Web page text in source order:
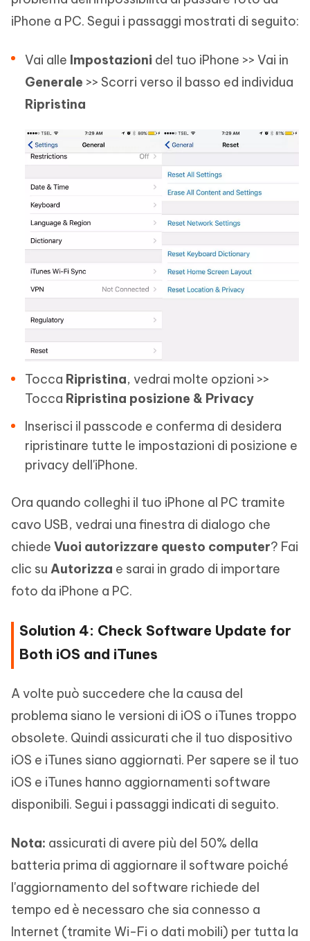
iPhone a PC. Segui i passaggi mostrati di seguito:
Vai alle Impostazioni del tuo iPhone >> Vai in
Generale >> Scorri verso il basso ed individua
Ripristina
Tocca Ripristina, vedrai molte opzioni >>
Tocca Ripristina posizione & Privacy
Inserisci il passcode e conferma di desidera
ripristinare tutte le impostazioni di posizione e
privacy dell'iPhone.
Ora quando colleghi il tuo iPhone al PC tramite
cavo USB, vedrai una finestra di dialogo che
chiede Vuoi autorizzare questo computer? Fai
clic su Autorizza e sarai in grado di importare
foto da iPhone a PC.
Solution 4: Check Software Update for
Both iOS and iTunes
A volte può succedere che la causa del
problema siano le versioni di iOS o iTunes troppo
obsolete. Quindi assicurati che il tuo dispositivo
iOS e iTunes siano aggiornati. Per sapere se il tuo
iOS e iTunes hanno aggiornamenti software
disponibili. Segui i passaggi indicati di seguito.
Nota: assicurati di avere più del 50% della
batteria prima di aggiornare il software poiché
l'aggiornamento del software richiede del
tempo ed è necessaro che sia connesso a
Internet (tramite Wi-Fi o dati mobili) per tutta la